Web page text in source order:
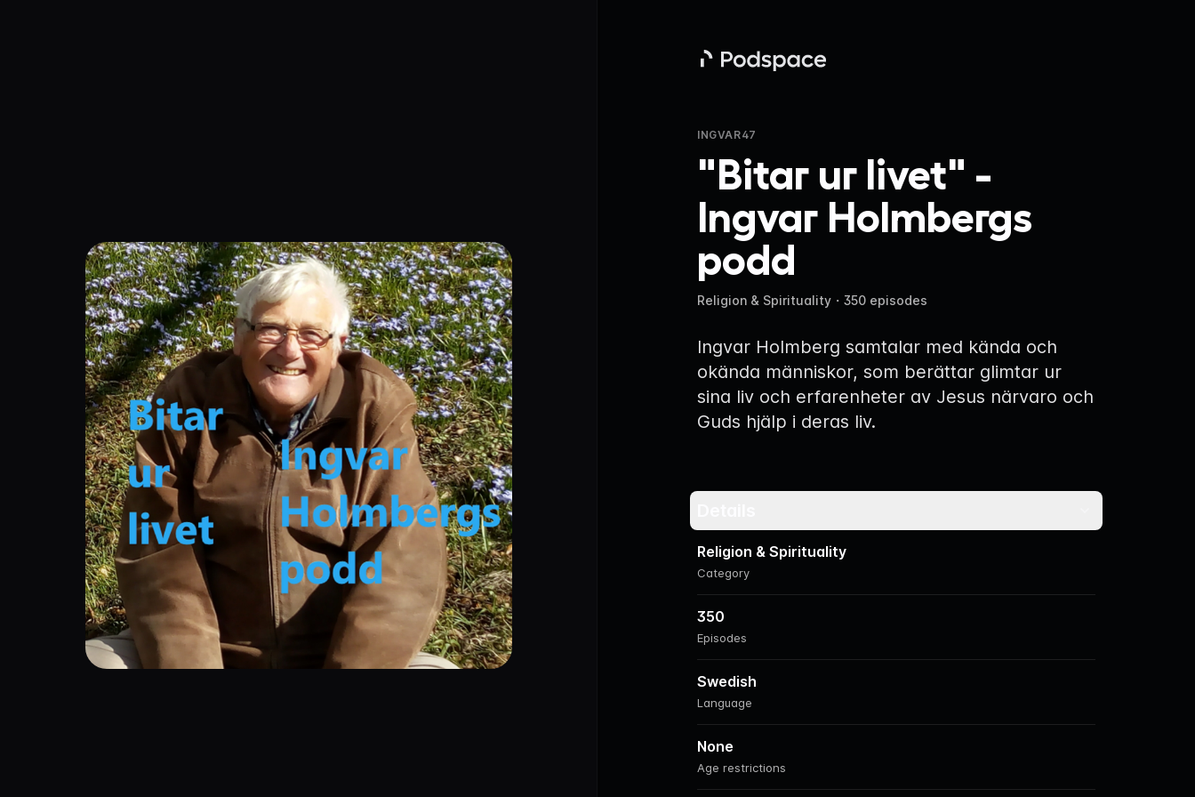
Podspace
INGVAR47
"Bitar ur livet" -
Ingvar Holmbergs
podd
Religion & Spirituality ・ 350 episodes
Ingvar Holmberg samtalar med kända och
okända människor, som berättar glimtar ur
sina liv och erfarenheter av Jesus närvaro och
Guds hjälp i deras liv.
Category
Religion & Spirituality
Episodes
350
Language
Swedish
Age restrictions
None